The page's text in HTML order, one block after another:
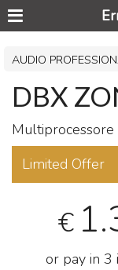
AUDIO
DBX
Limited Offer
€
or pay in